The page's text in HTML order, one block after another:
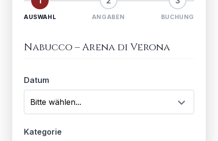
AUSWAHL ANGABEN BUCHUNG
Nabucco –Arena di Verona
Datum
Kategorie